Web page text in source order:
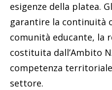
esigenze della platea.
garantire la continuità
comunità educante, la
costituita dall’Ambito
competenza
settore.